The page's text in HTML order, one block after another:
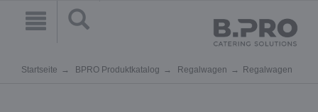
Startseite BPRO Produktkatalog Regalwagen Regalwagen